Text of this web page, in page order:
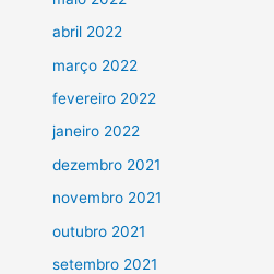
abril 2022
março 2022
fevereiro 2022
janeiro 2022
dezembro 2021
novembro 2021
outubro 2021
setembro 2021